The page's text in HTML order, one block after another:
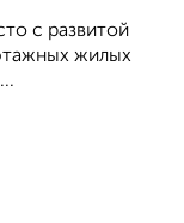
с развитой
жилых